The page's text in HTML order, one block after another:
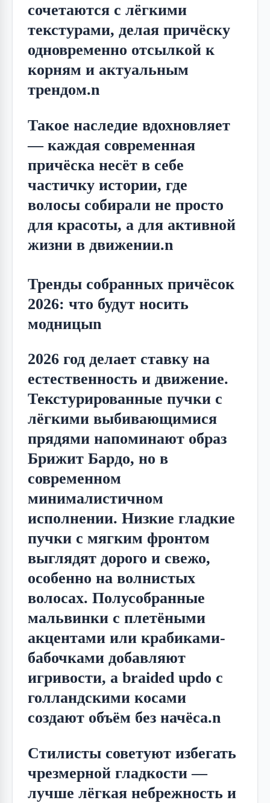
сочетаются с лёгкими
текстурами, делая причёску
одновременно отсылкой к
корням и актуальным
трендом.n
Такое наследие вдохновляет
— каждая современная
причёска несёт в себе
частичку истории, где
волосы собирали не просто
для красоты, а для активной
жизни в движении.n
Тренды собранных причёсок
2026: что будут носить
модницыn
2026 год делает ставку на
естественность и движение.
Текстурированные пучки с
лёгкими выбивающимися
прядями напоминают образ
Брижит Бардо, но в
современном
минималистичном
исполнении. Низкие гладкие
пучки с мягким фронтом
выглядят дорого и свежо,
особенно на волнистых
волосах. Полусобранные
мальвинки с плетёными
акцентами или крабиками-
бабочками добавляют
игривости, а braided updo с
голландскими косами
создают объём без начёса.n
Стилисты советуют избегать
чрезмерной гладкости —
лучше лёгкая небрежность и